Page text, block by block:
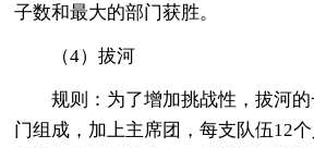
子数和最大的部门获胜。
（4）拔河
规则：为了增加挑战性，拔河的
门组成，加上主席团，每支队伍12